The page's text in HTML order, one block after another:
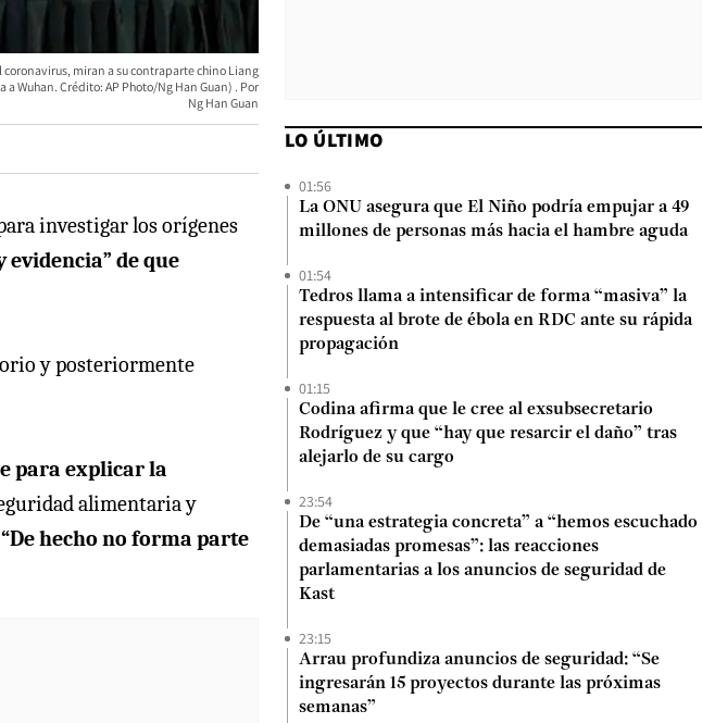
miran a su contraparte chino Liang
Wuhan. Crédito: AP Photo/Ng Han Guan)
Ng Han Guan
investigar los orígenes
evidencia” de que
y posteriormente
para explicar la
alimentaria y
“De hecho no forma parte
LO ÚLTIMO
01:56
La ONU asegura que El Niño podría empujar a 49
millones de personas más hacia el hambre aguda
01:54
Tedros llama a intensificar de forma “masiva” la
respuesta al brote de ébola en RDC ante su rápida
propagación
01:15
Codina afirma que le cree al exsubsecretario
Rodríguez y que “hay que resarcir el daño” tras
alejarlo de su cargo
23:54
De “una estrategia concreta” a “hemos escuchado
demasiadas promesas”: las reacciones
parlamentarias a los anuncios de seguridad de
Kast
23:15
Arrau profundiza anuncios de seguridad: “Se
ingresarán 15 proyectos durante las próximas
semanas”